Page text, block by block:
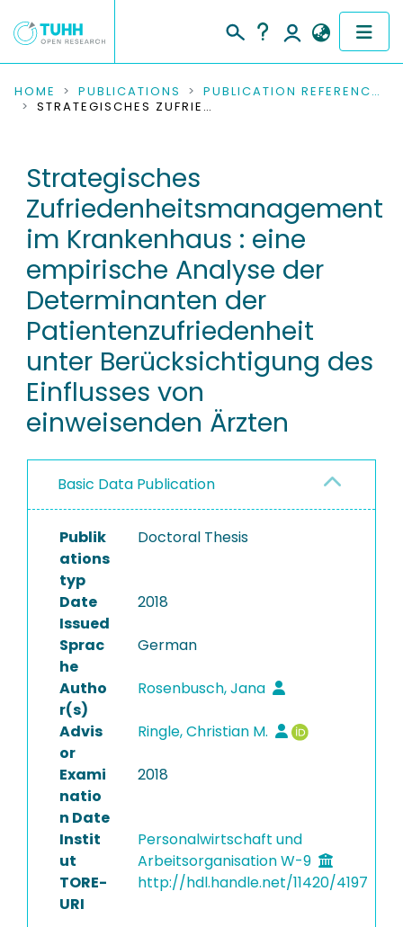
COMMUNITIES & COLLECTIONS
RESEARCH DATA
PEOPLE
INSTITUTIONS
PROJECTS
HOME PUBLICATIONS
PUBLICATION REFERENCES
STRATEGISCHES ZUFRIEDENHEITSMANAGEMENT IM KRANKENHAUS : EINE EMPIRISCHE ANALYSE DER DETERMINANTEN DER PATIENTENZUFRIEDENHEIT UNTER BERÜCKSICHTIGUNG DES EINFLUSSES VON EINWEISENDEN ÄRZTEN
Strategisches
Zufriedenheitsmanagement
im Krankenhaus : eine
empirische Analyse der
Determinanten der
Patientenzufriedenheit
unter Berücksichtigung des
Einflusses von
einweisenden Ärzten
Basic Data Publication
Publik
ations
typ
Doctoral Thesis
Date
Issued
2018
Sprac
he
German
Autho
r(s)
Rosenbusch, Jana
Advis
or
Ringle, Christian M.
Exami
natio
n Date
2018
Instit
ut
Personalwirtschaft und
Arbeitsorganisation W-9
TORE-
URI
http://hdl.handle.net/11420/4197